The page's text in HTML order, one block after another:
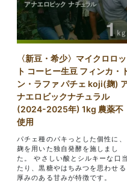
〈新豆・希少〉マイクロロッ
ト コーヒー生豆 フィンカ・
ン・ラファ パチェ koji(麹)
ナエロビックナチュラル
(2024-2025年) 1kg 農薬不
使用
パチェ種のパキっとした個性に、
麹を用いた独自発酵を施しまし
た。 やさしい酸とシルキーな口当
たり、黒糖やはちみつを思わせる
厚みのある甘みが特徴です。